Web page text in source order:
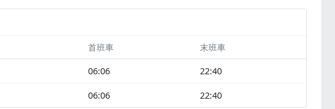
首班車 末班車
06:06 22:40
06:06 22:40